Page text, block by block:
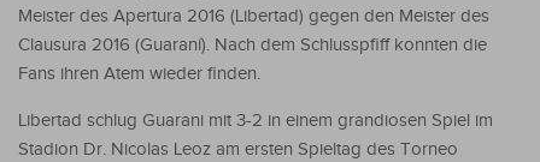
Meister des Apertura 2016 (Libertad) gegen den Meister des
Clausura 2016 (Guaraní). Nach dem Schlusspfiff konnten die
Fans ihren Atem wieder finden.
Libertad schlug Guarani mit 3-2 in einem grandiosen Spiel im
Stadion Dr. Nicolas Leoz am ersten Spieltag des Torneo